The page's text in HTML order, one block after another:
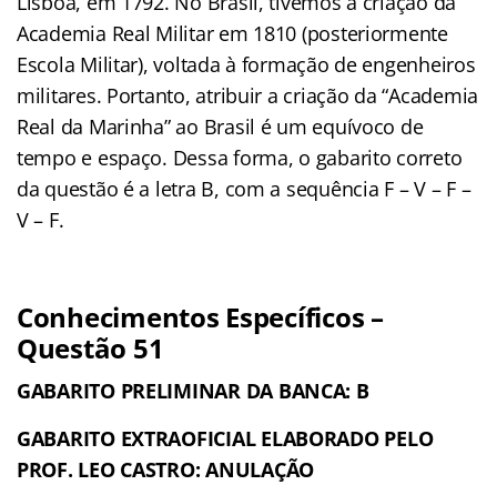
Academia Real Militar em 1810 (posteriormente
Escola Militar), voltada à formação de engenheiros
militares. Portanto, atribuir a criação da “Academia
Real da Marinha” ao Brasil é um equívoco de
tempo e espaço. Dessa forma, o gabarito correto
da questão é a letra B, com a sequência F – V – F –
V – F.
Conhecimentos Específicos –
Questão 51
GABARITO PRELIMINAR DA BANCA: B
GABARITO EXTRAOFICIAL ELABORADO PELO
PROF. LEO CASTRO: ANULAÇÃO